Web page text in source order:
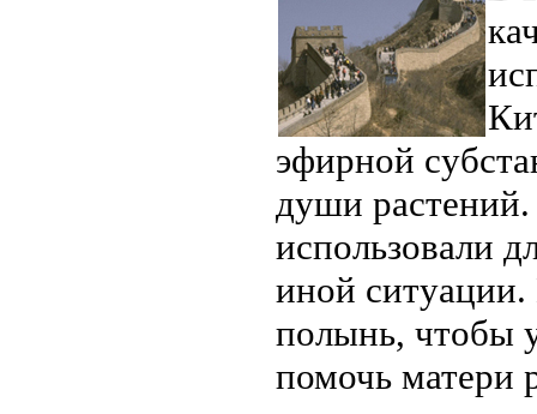
эфирной
души
использовали
иной
полынь, чтобы
помочь матери